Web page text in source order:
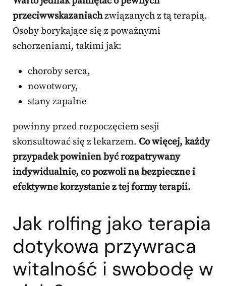
przeciwwskazaniachzwiązanych z tą terapią.
Osoby borykające się z poważnymi
schorzeniami, takimi jak:
choroby serca,
nowotwory,
stany zapalne
powinny przed rozpoczęciem sesji
skonsultować się z lekarzem. Co więcej, każdy
przypadek powinien być rozpatrywany
indywidualnie, co pozwoli na bezpieczne i
efektywne korzystanie z tej formy terapii.
Jak rolfing jako terapia
dotykowa przywraca
witalność i swobodę w